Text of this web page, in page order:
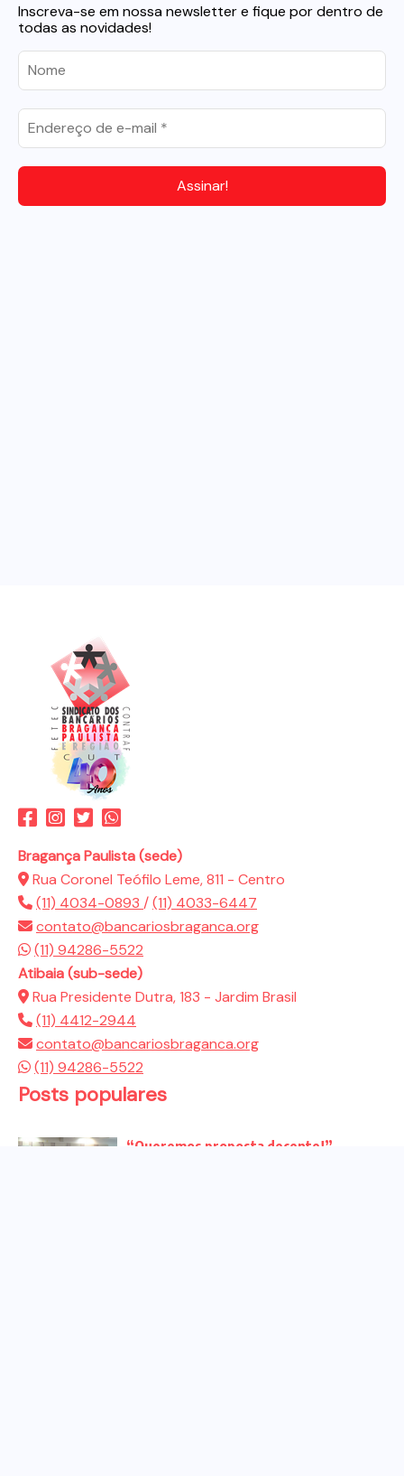
Inscreva-se em nossa newsletter e fique por dentro de
todas as novidades!
Bragança Paulista (sede)
Rua Coronel Teófilo Leme, 811 - Centro
(11) 4034-0893 /(11) 4033-6447
contato@bancariosbraganca.org
(11) 94286-5522
Atibaia (sub-sede)
Rua Presidente Dutra, 183 - Jardim Brasil
(11) 4412-2944
contato@bancariosbraganca.org
(11) 94286-5522
Posts populares
“Queremos proposta decente!”